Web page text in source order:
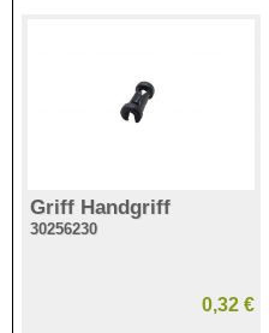
Griff Handgriff
30256230
0,32 €